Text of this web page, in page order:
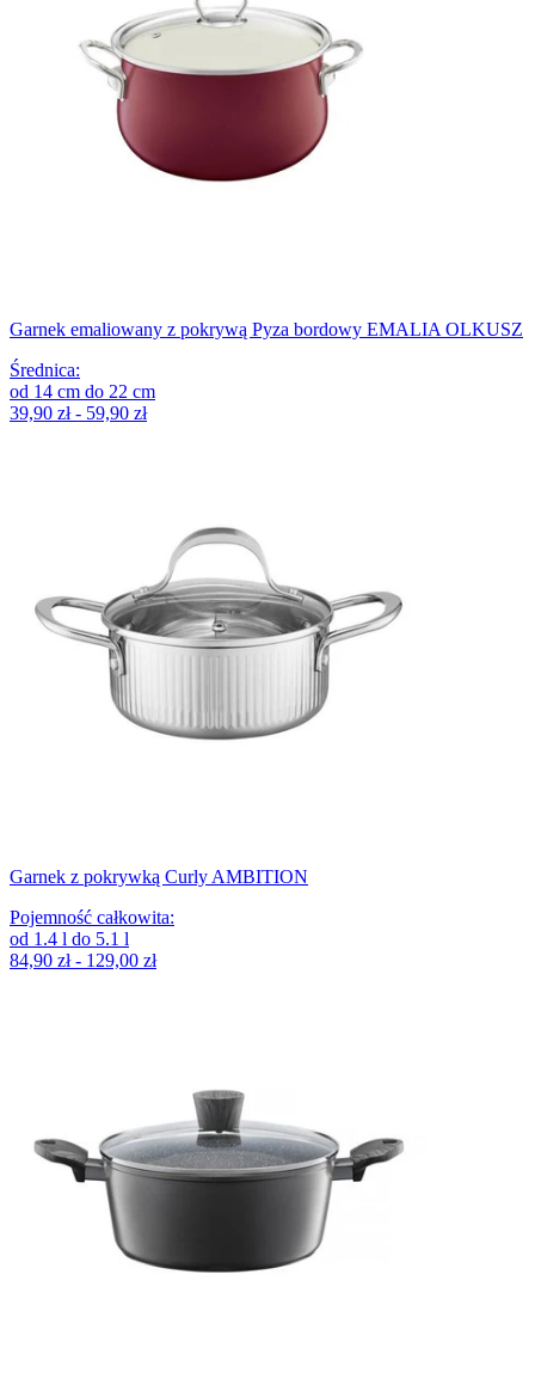
Garnek emaliowany z pokrywą Pyza bordowy EMALIA OLKUSZ
Średnica:
od 14 cm do 22 cm
39,90 zł - 59,90 zł
Garnek z pokrywką Curly AMBITION
Pojemność całkowita:
od 1.4 l do 5.1 l
84,90 zł - 129,00 zł